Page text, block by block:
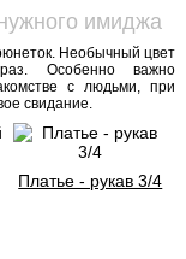
имиджа
Необычный цвет
Особенно важно
с людьми, при
свидание.
Платье - рукав 3/4